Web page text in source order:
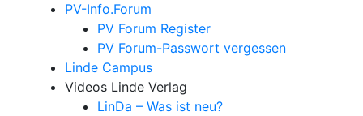
PV-Info.Forum
PV Forum Register
PV Forum-Passwort vergessen
Linde Campus
Videos Linde Verlag
LinDa – Was ist neu?